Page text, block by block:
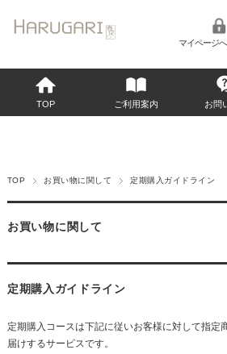
マイページ
TOP ご利用案内 お問
TOP お買い物に関して 定期購入ガイドライン
お買い物に関して
定期購入ガイドライン
定期購入コースは下記に従いお客様に対して指定
届けするサービスです。